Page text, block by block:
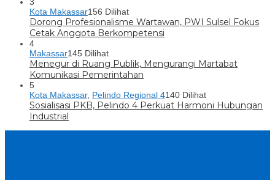
Kota Makassar156 Dilihat
Dorong Profesionalisme Wartawan, PWI Sulsel Fokus
Cetak Anggota Berkompetensi
4
Makassar145 Dilihat
Menegur di Ruang Publik, Mengurangi Martabat
Komunikasi Pemerintahan
5
Kota Makassar, Pelindo Regional 4140 Dilihat
Sosialisasi PKB, Pelindo 4 Perkuat Harmoni Hubungan
Industrial